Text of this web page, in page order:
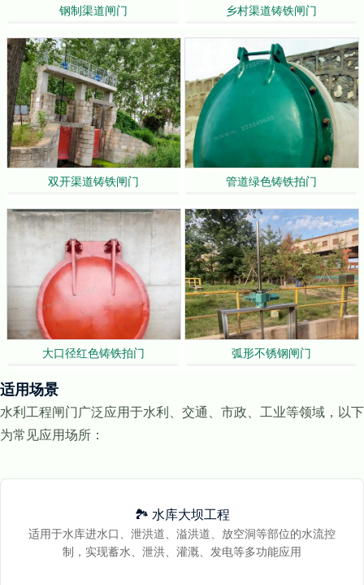
钢制渠道闸门 乡村渠道铸铁闸门
双开渠道铸铁闸门 管道绿色铸铁拍门
大口径红色铸铁拍门 弧形不锈钢闸门
适用场景
水利工程闸门广泛应用于水利、交通、市政、工业等领域，以下
为常见应用场所：
🏞️ 水库大坝工程
适用于水库进水口、泄洪道、溢洪道、放空洞等部位的水流控
制，实现蓄水、泄洪、灌溉、发电等多功能应用